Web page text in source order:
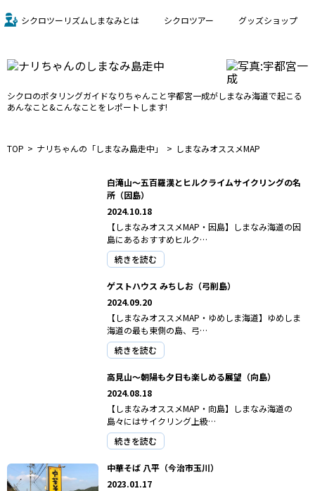
シクロツーリズムしまなみとは シクロツアー グッズショップ
シクロのポタリングガイドなりちゃんこと宇都宮一成がしまなみ海道で起こる
あんなこと&こんなことをレポートします!
TOP ナリちゃんの「しまなみ島走中」 しまなみオススメMAP
白滝山～五百羅漢とヒルクライムサイクリングの名
所（因島）
2024.10.18
【しまなみオススメMAP・因島】しまなみ海道の因
島にあるおすすめヒルク…
続きを読む
ゲストハウス みちしお（弓削島）
2024.09.20
【しまなみオススメMAP・ゆめしま海道】ゆめしま
海道の最も東側の島、弓…
続きを読む
高見山～朝陽も夕日も楽しめる展望（向島）
2024.08.18
【しまなみオススメMAP・向島】しまなみ海道の
島々にはサイクリング上級…
続きを読む
中華そば 八平（今治市玉川）
2023.01.17